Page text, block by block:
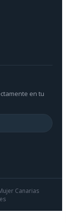
en tu
Canarias